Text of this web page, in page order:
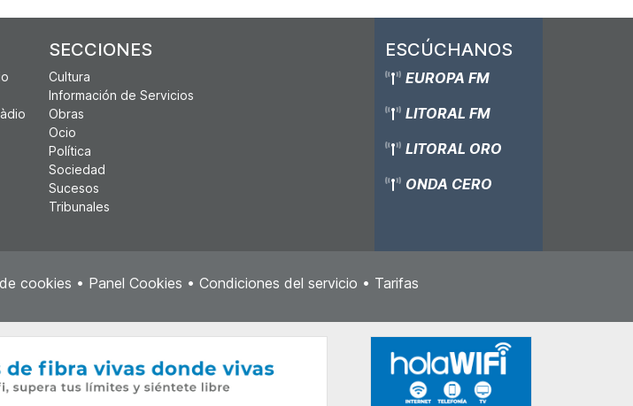
SECCIONES
Cultura
Información de Servicios
Obras
Ocio
Política
Sociedad
Sucesos
Tribunales
ESCÚCHANOS
EUROPA FM
LITORAL FM
LITORAL ORO
ONDA CERO
cookies • Panel Cookies • Condiciones del servicio • Tarifas